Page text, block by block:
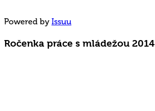
Powered by Issuu
Ročenka práce s mládežou 2014